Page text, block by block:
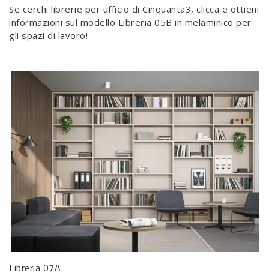
Se cerchi librerie per ufficio di Cinquanta3, clicca e ottieni
informazioni sul modello Libreria 05B in melaminico per
gli spazi di lavoro!
Libreria 07A